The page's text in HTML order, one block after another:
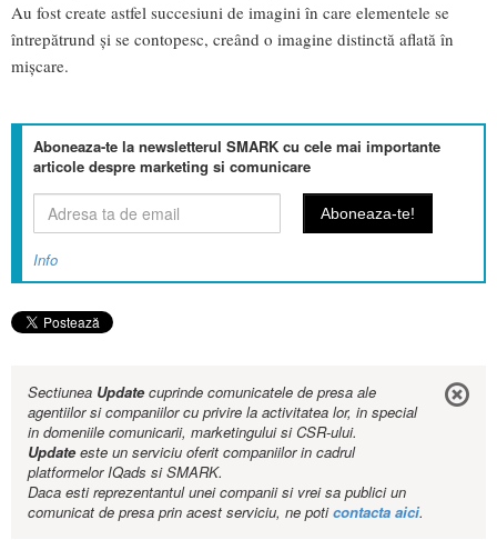
Au fost create astfel succesiuni de imagini în care elementele se
întrepătrund și se contopesc, creând o imagine distinctă aflată în
mișcare.
Aboneaza-te la newsletterul SMARK cu cele mai importante
articole despre marketing si comunicare
Info
Sectiunea Updatecuprinde comunicatele de presa ale
agentiilor si companiilor cu privire la activitatea lor, in special
in domeniile comunicarii, marketingului si CSR-ului.
Updateeste un serviciu oferit companiilor in cadrul
platformelor IQads si SMARK.
Daca esti reprezentantul unei companii si vrei sa publici un
comunicat de presa prin acest serviciu, ne poticontacta aici.